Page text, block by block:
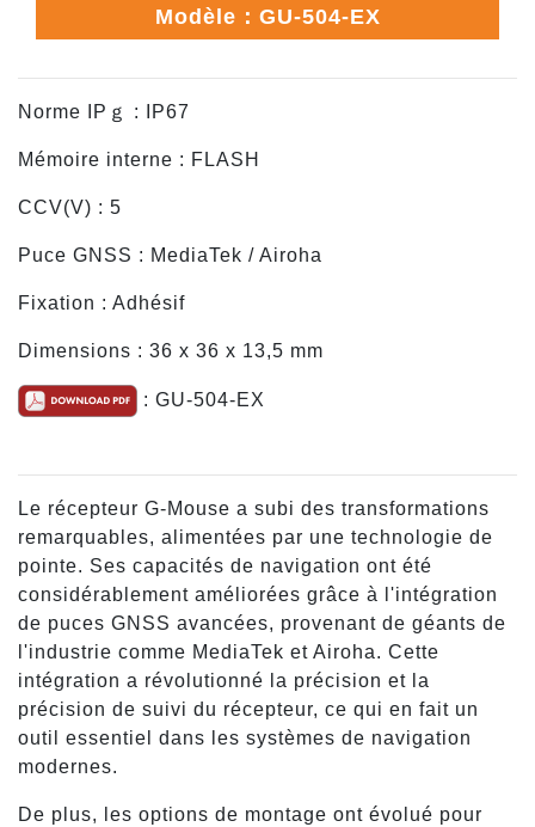
Modèle：GU-504-EX
Norme IPｇ : IP67
Mémoire interne : FLASH
CCV(V) : 5
Puce GNSS : MediaTek / Airoha
Fixation : Adhésif
Dimensions : 36 x 36 x 13,5 mm
: GU-504-EX
Le récepteur G-Mouse a subi des transformations
remarquables, alimentées par une technologie de
pointe. Ses capacités de navigation ont été
considérablement améliorées grâce à l'intégration
de puces GNSS avancées, provenant de géants de
l'industrie comme MediaTek et Airoha. Cette
intégration a révolutionné la précision et la
précision de suivi du récepteur, ce qui en fait un
outil essentiel dans les systèmes de navigation
modernes.
De plus, les options de montage ont évolué pour